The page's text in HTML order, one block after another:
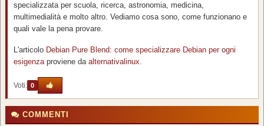
specializzata per scuola, ricerca, astronomia, medicina,
multimedialità e molto altro. Vediamo cosa sono, come funzionano e
quali vale la pena provare.
L'articolo Debian Pure Blend: come specializzare Debian per ogni
esigenzaproviene da alternativalinux.
Voti: 0
COMMENTI